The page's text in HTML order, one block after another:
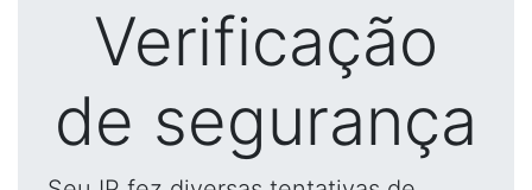
Verificação
de segurança